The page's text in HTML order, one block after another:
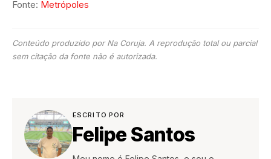
Fonte: Metrópoles
Conteúdo produzido por Na Coruja. A reprodução total ou parcial
sem citação da fonte não é autorizada.
ESCRITO POR
Felipe Santos